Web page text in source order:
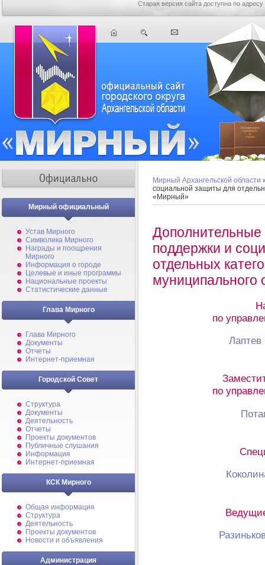
Старая версия сайта доступна по адресу
Мирный официальный
Устав Мирного
Символика Мирного
Награды и поощрения
Мирного
Информация о городе
Целевые и иные программы
Национальные проекты
Статистические данные
Глава Мирного
Глава Мирного
Документы
Отчеты
Интернет-приемная
Городской Совет
Структура
Документы
Деятельность
Отчеты
Проекты документов
Публичные слушания
Информация
Интернет-приемная
КСК Мирного
Общая информация
Структура
Деятельность
Проекты документов
Новости и объявления
Администрация
Мирный Архангельской области
социальной защиты для
«Мирный»
поддержки и
отдельных
по
Лаптев
по